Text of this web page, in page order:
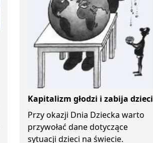
Kapitalizm głodzi i zabija dzieci
Przy okazji Dnia Dziecka warto
przywołać dane dotyczące
sytuacji dzieci na świecie.